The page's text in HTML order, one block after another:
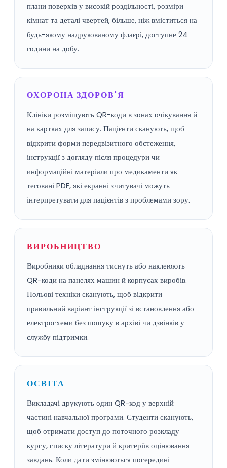
плани поверхів у високій роздільності, розміри
кімнат та деталі чвертей, більше, ніж вміститься на
будь-якому надрукованому флаєрі, доступне 24
години на добу.
ОХОРОНА ЗДОРОВ'Я
Клініки розміщують QR-коди в зонах очікування й
на картках для запису. Пацієнти сканують, щоб
відкрити форми передвізитного обстеження,
інструкції з догляду після процедури чи
информаційні матеріали про медикаменти як
теговані PDF, які екранні зчитувачі можуть
інтерпретувати для пацієнтів з проблемами зору.
ВИРОБНИЦТВО
Виробники обладнання тиснуть або наклеюють
QR-коди на панелях машин й корпусах виробів.
Польові техніки сканують, щоб відкрити
правильний варіант інструкції зі встановлення або
електросхеми без пошуку в архіві чи дзвінків у
службу підтримки.
ОСВІТА
Викладачі друкують один QR-код у верхній
частині навчальної програми. Студенти сканують,
щоб отримати доступ до поточного розкладу
курсу, списку літератури й критеріїв оцінювання
завдань. Коли дати змінюються посередині